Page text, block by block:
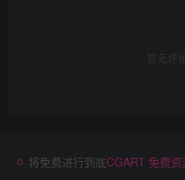
暂无评
将免费进行到底CGART 免费